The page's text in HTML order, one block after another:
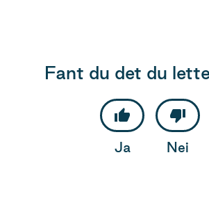
Fant du det du
Ja Nei